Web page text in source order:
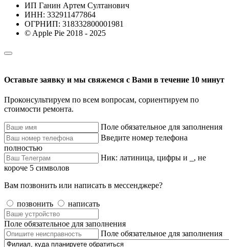
ИП Ганин Артем Султанович
ИНН: 332911477864
ОГРНИП: 318332800001981
© Apple Pie 2018 - 2025
Оставьте заявку и мы свяжемся с Вами в течение 10 минут
Проконсультируем по всем вопросам, сориентируем по
стоимости ремонта.
Поле обязательное для заполнения
Введите номер телефона
полностью
Ник: латиница, цифры и _, не
короче 5 символов
Вам позвонить или написать в мессенджере?
позвонить написать
Поле обязательное для заполнения
Поле обязательное для заполнения